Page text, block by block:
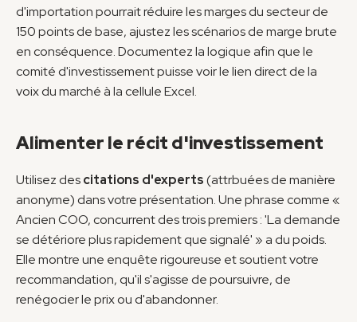
d'importation pourrait réduire les marges du secteur de
150 points de base, ajustez les scénarios de marge brute
en conséquence. Documentez la logique afin que le
comité d'investissement puisse voir le lien direct de la
voix du marché à la cellule Excel.
Alimenter le récit d'investissement
Utilisez des citations d'experts (attrbuées de manière
anonyme) dans votre présentation. Une phrase comme «
Ancien COO, concurrent des trois premiers : 'La demande
se détériore plus rapidement que signalé' » a du poids.
Elle montre une enquête rigoureuse et soutient votre
recommandation, qu'il s'agisse de poursuivre, de
renégocier le prix ou d'abandonner.